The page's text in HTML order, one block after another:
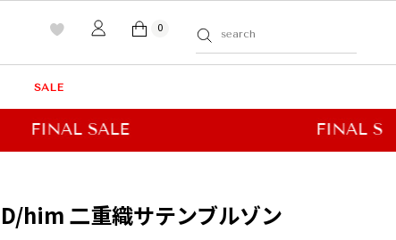
0
SALE
D/him 二重織サテンブルゾン